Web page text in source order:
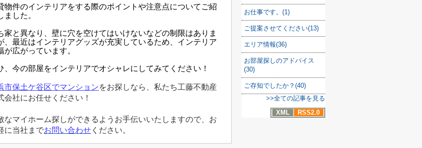
物件のインテリアをする際のポイントや注意点についてご紹
ました。
家と異なり、壁に穴を空けてはいけないなどの制限はありま
、最近はインテリアグッズが充実しているため、インテリア
が広がっています。
、今の部屋をインテリアでオシャレにしてみてください！
市保土ケ谷区でマンションをお探しなら、私たち工藤不動産
会社にお任せください！
なマイホーム探しができるようお手伝いいたしますので、お
に当社までお問い合わせ ください。
お仕事です。(1)
ご提案させてください(13)
エリア情報(36)
お部屋探しのアドバイス
(30)
ご存知でしたか？(40)
>>全ての記事を見る
XML
RSS2.0